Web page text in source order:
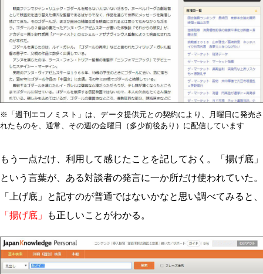
※「週刊エコノミスト」は、データ提供元との契約により、月曜日に発売さ
れたものを、通常、その週の金曜日（多少前後あり）に配信しています
もう一点だけ、利用して感じたことを記しておく。「揚げ底」
という言葉が、ある対談者の発言に一か所だけ使われていた。
「上げ底」と記すのが普通ではないかなと思い調べてみると、
「揚げ底」
も正しいことがわかる。